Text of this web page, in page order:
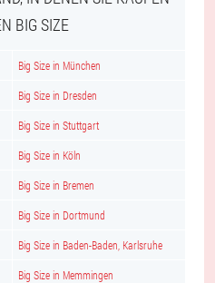
BIG SIZE
Big Size in München
Big Size in Dresden
Big Size in Stuttgart
Big Size in Köln
Big Size in Bremen
Big Size in Dortmund
Big Size in Baden-Baden, Karlsruhe
Big Size in Memmingen